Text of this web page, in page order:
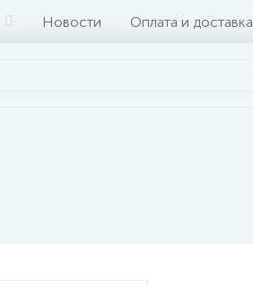
Новости Оплата и доставка